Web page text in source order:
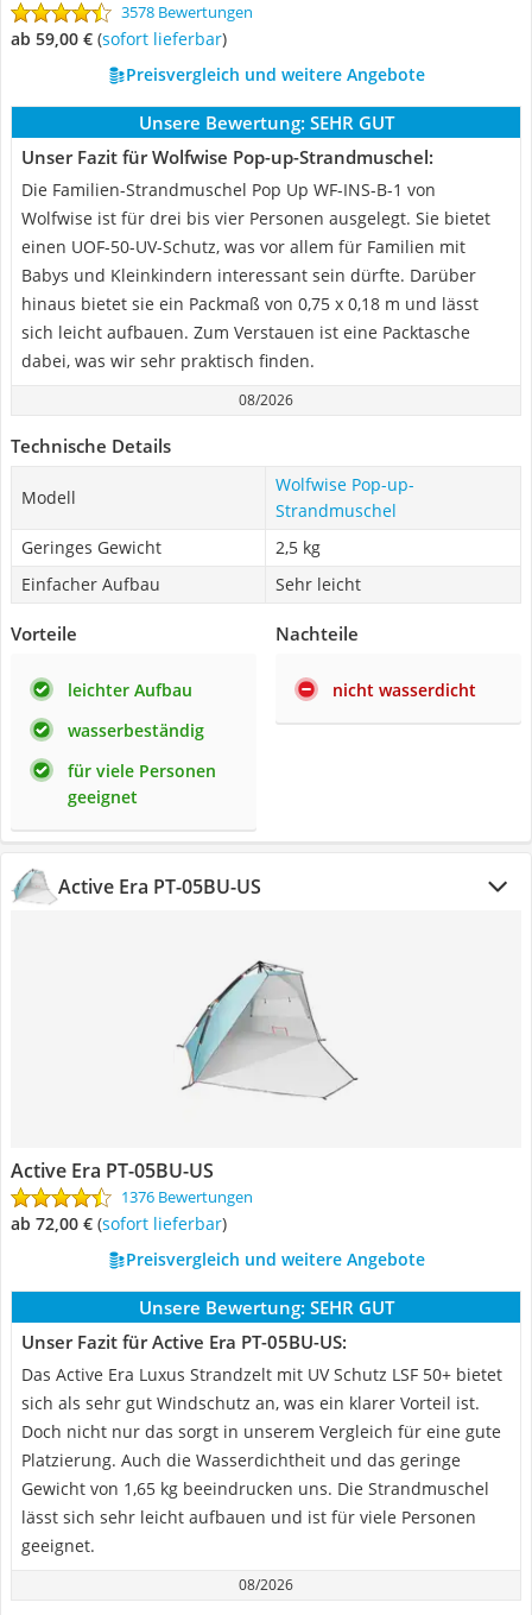
3578 Bewertungen
ab 59,00 € ( Sofort lieferbar)
Preisvergleich und weitere Angebote
Unsere Bewertung: SEHR GUT
Unser Fazit für Wolfwise Pop-up-Strandmuschel:
Die Familien-Strandmuschel Pop Up WF-INS-B-1 von
Wolfwise ist für drei bis vier Personen ausgelegt. Sie bietet
einen UOF-50-UV-Schutz, was vor allem für Familien mit
Babys und Kleinkindern interessant sein dürfte. Darüber
hinaus bietet sie ein Packmaß von 0,75 x 0,18 m und lässt
sich leicht aufbauen. Zum Verstauen ist eine Packtasche
dabei, was wir sehr praktisch finden.
08/2026
Technische Details
Modell
Wolfwise Pop-up-
Strandmuschel
Geringes Gewicht
2,5 kg
Einfacher Aufbau
Sehr leicht
Vorteile
leichter Aufbau
wasserbeständig
für viele Personen
geeignet
Nachteile
nicht wasserdicht
Active Era PT-05BU-US
Active Era PT-05BU-US
1376 Bewertungen
ab 72,00 € ( Sofort lieferbar)
Preisvergleich und weitere Angebote
Unsere Bewertung: SEHR GUT
Unser Fazit für Active Era PT-05BU-US:
Das Active Era Luxus Strandzelt mit UV Schutz LSF 50+ bietet
sich als sehr gut Windschutz an, was ein klarer Vorteil ist.
Doch nicht nur das sorgt in unserem Vergleich für eine gute
Platzierung. Auch die Wasserdichtheit und das geringe
Gewicht von 1,65 kg beeindrucken uns. Die Strandmuschel
lässt sich sehr leicht aufbauen und ist für viele Personen
geeignet.
08/2026